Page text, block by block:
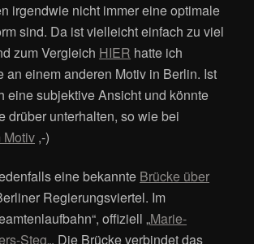
irgendwie nicht immer eine optimale
sind. Da ist vielleicht einfach zu viel
zum Vergleich HIER hatte ich
an einem anderen Motiv in Berlin. Ist
eine subjektive Ansicht und könnte
drüber unterhalten, so wie bei
Motiv ,-)
eine bekannte Brücke über
Regierungsviertel. Im
offiziell „Marie-
Steg„. Die Brücke verbindet das